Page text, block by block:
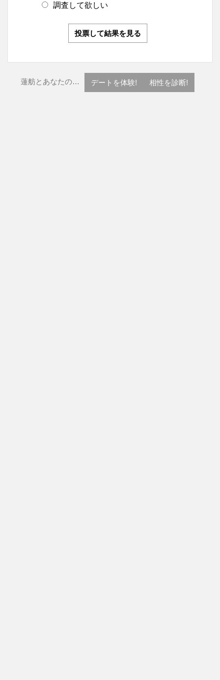
調査して欲しい
投票して結果を見る
蓮舫とあなたの… デートを体験! 相性を診断!